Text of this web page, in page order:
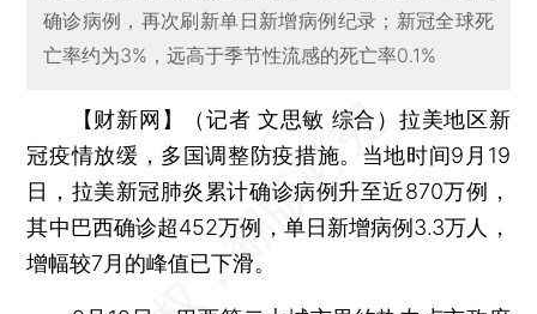
确诊病例，再次刷新单日新增病例纪录；新冠全球死
亡率约为3%，远高于季节性流感的死亡率0.1%
【财新网】（记者 文思敏 综合） 拉美地区新
冠疫情放缓，多国调整防疫措施。当地时间9月19
日，拉美新冠肺炎累计确诊病例升至近870万例，
其中巴西确诊超452万例，单日新增病例3.3万人，
增幅较7月的峰值已下滑。